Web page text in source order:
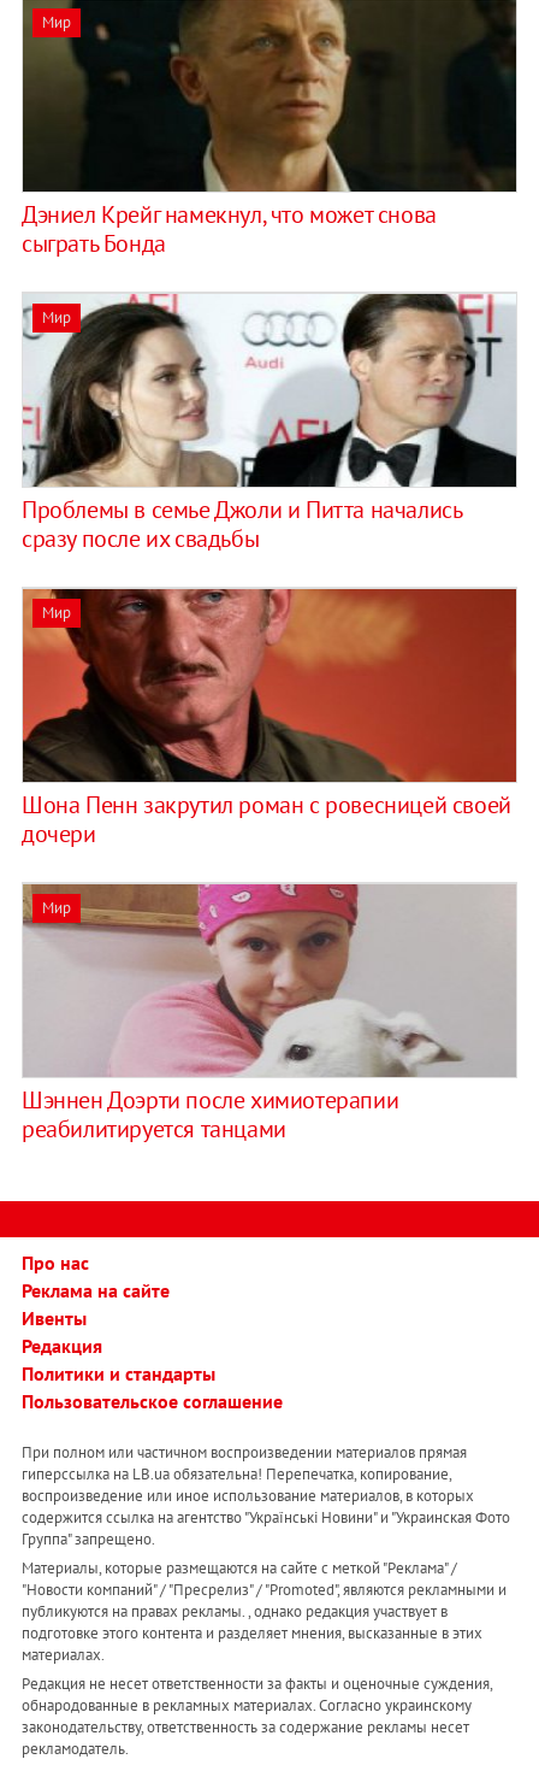
Мир
Дэниел Крейг намекнул, что может снова
сыграть Бонда
Мир
Проблемы в семье Джоли и Питта начались
сразу после их свадьбы
Мир
Шона Пенн закрутил роман с ровесницей своей
дочери
Мир
Шэннен Доэрти после химиотерапии
реабилитируется танцами
Про нас
Реклама на сайте
Ивенты
Редакция
Политики и стандарты
Пользовательское соглашение
При полном или частичном воспроизведении материалов прямая
гиперссылка на LB.ua обязательна! Перепечатка, копирование,
воспроизведение или иное использование материалов, в которых
содержится ссылка на агентство "Українськi Новини" и "Украинская Фото
Группа" запрещено.
Материалы, которые размещаются на сайте с меткой "Реклама" /
"Новости компаний" / "Пресрелиз" / "Promoted", являются рекламными и
публикуются на правах рекламы. , однако редакция участвует в
подготовке этого контента и разделяет мнения, высказанные в этих
материалах.
Редакция не несет ответственности за факты и оценочные суждения,
обнародованные в рекламных материалах. Согласно украинскому
законодательству, ответственность за содержание рекламы несет
рекламодатель.